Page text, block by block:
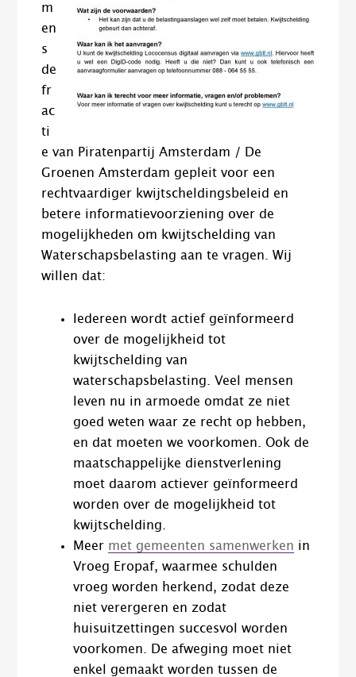
m
en
s
de
fr
ac
ti
e van Piratenpartij Amsterdam​ / De
Groenen Amsterdam gepleit voor een
rechtvaardiger kwijtscheldingsbeleid en
betere informatievoorziening over de
mogelijkheden om kwijtschelding van
Waterschapsbelasting aan te vragen. Wij
willen dat:
Iedereen wordt actief geïnformeerd
over de mogelijkheid tot
kwijtschelding van
waterschapsbelasting. Veel mensen
leven nu in armoede omdat ze niet
goed weten waar ze recht op hebben,
en dat moeten we voorkomen. Ook de
maatschappelijke dienstverlening
moet daarom actiever geïnformeerd
worden over de mogelijkheid tot
kwijtschelding.
Meer met gemeenten samenwerken in
Vroeg Eropaf​, waarmee schulden
vroeg worden herkend, zodat deze
niet verergeren en zodat
huisuitzettingen succesvol worden
voorkomen. De afweging moet niet
enkel gemaakt worden tussen de